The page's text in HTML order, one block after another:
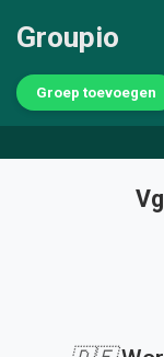
Groupio
Groep toevoegen